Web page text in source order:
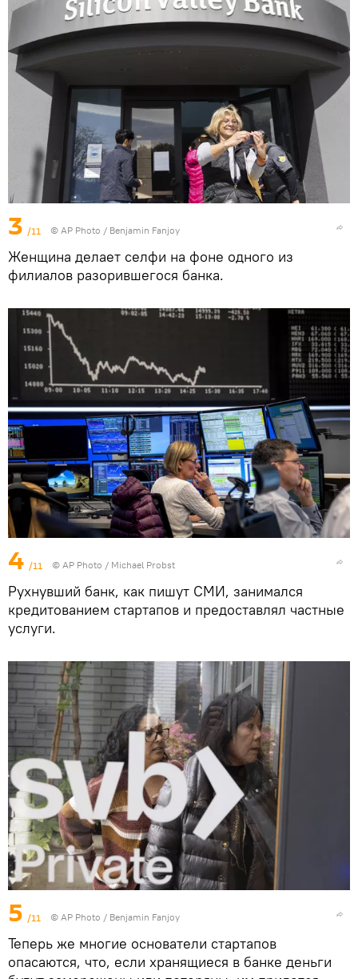
3 /11 © AP Photo / Benjamin Fanjoy
Женщина делает селфи на фоне одного из
филиалов разорившегося банка.
4 /11 © AP Photo / Michael Probst
Рухнувший банк, как пишут СМИ, занимался
кредитованием стартапов и предоставлял частные
услуги.
5 /11 © AP Photo / Benjamin Fanjoy
Теперь же многие основатели стартапов
опасаются, что, если хранящиеся в банке деньги